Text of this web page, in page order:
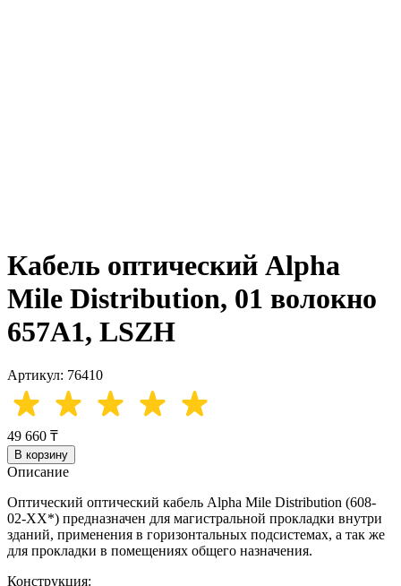
Кабель оптический Alpha
Mile Distribution, 01 волокно
657A1, LSZH
Артикул: 76410
49 660 ₸
В корзину
Описание
Оптический оптический кабель Alpha Mile Distribution (608-
02-XX*) предназначен для магистральной прокладки внутри
зданий, применения в горизонтальных подсистемах, а так же
для прокладки в помещениях общего назначения.
Конструкция: